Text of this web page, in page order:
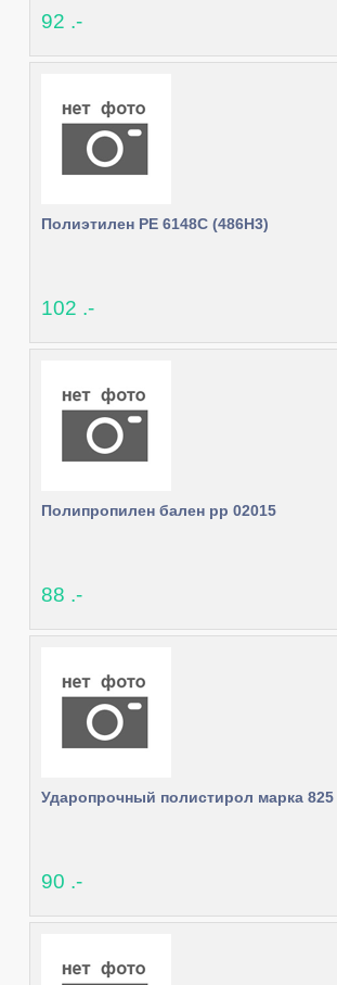
92 .-
Полиэтилен PE 6148C (486H3)
102 .-
Полипропилен бален pp 02015
88 .-
Ударопрочный полистирол марка 825
90 .-